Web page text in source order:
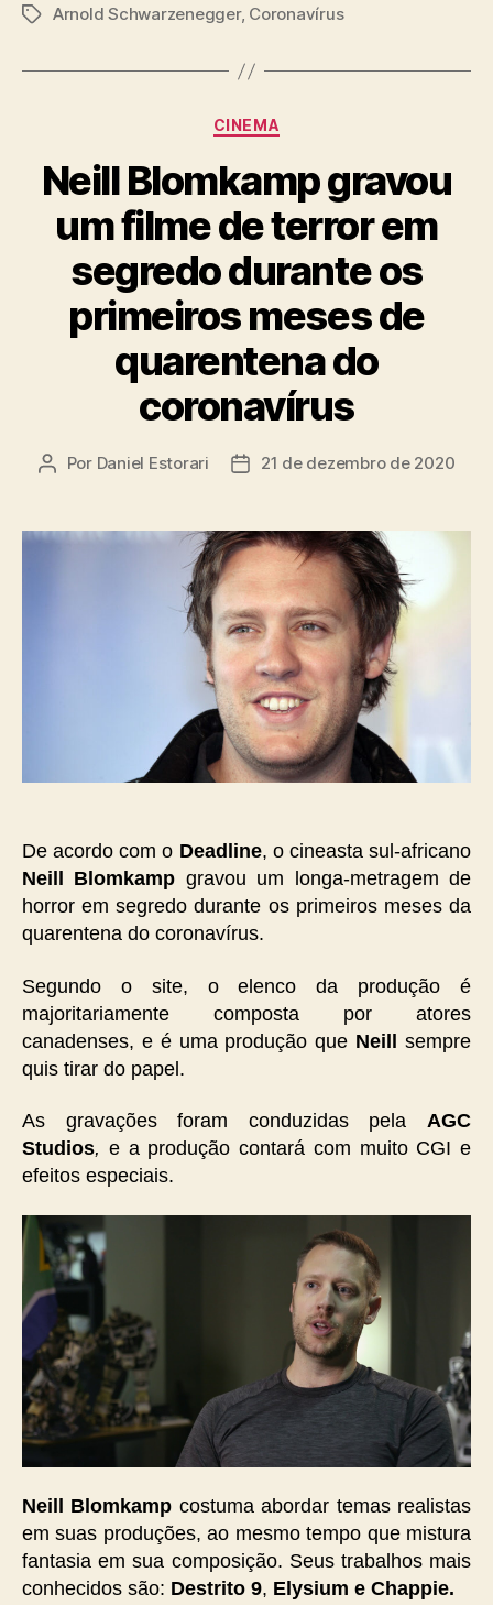
TagsArnold Schwarzenegger, Coronavírus
Categorias
CINEMA
Neill Blomkamp gravou
um filme de terror em
segredo durante os
primeiros meses de
quarentena do
coronavírus
Autor
Por Daniel Estorari
Data21 de dezembro de 2020
De acordo com o Deadline, o cineasta sul-africano
Neill Blomkamp gravou um longa-metragem de
horror em segredo durante os primeiros meses da
quarentena do coronavírus.
Segundo o site, o elenco da produção é
majoritariamente composta por atores
canadenses, e é uma produção que Neill sempre
quis tirar do papel.
As gravações foram conduzidas pela AGC
Studios, e a produção contará com muito CGI e
efeitos especiais.
Neill Blomkamp costuma abordar temas realistas
em suas produções, ao mesmo tempo que mistura
fantasia em sua composição. Seus trabalhos mais
conhecidos são: Destrito 9, Elysium e Chappie.